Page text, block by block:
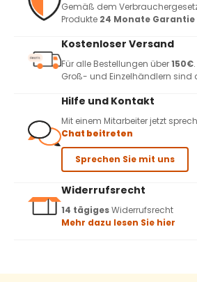
Gemäß dem
Produkte 24 Monate Garantie
Kostenloser Versand
Für alle Bestellungen über150€
Groß- und Einzelhändlern sind
Hilfe und Kontakt
Mit einem Mitarbeiter jetzt
Chat beitreten
Sprechen Sie mit uns
Widerrufsrecht
14 tägigesWiderrufsrecht
Mehr dazu lesen Sie hier